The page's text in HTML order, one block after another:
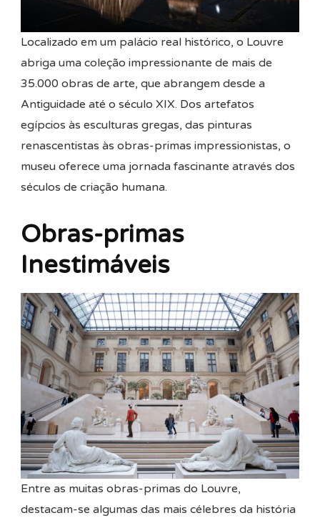
Localizado em um palácio real histórico, o Louvre
abriga uma coleção impressionante de mais de
35.000 obras de arte, que abrangem desde a
Antiguidade até o século XIX. Dos artefatos
egípcios às esculturas gregas, das pinturas
renascentistas às obras-primas impressionistas, o
museu oferece uma jornada fascinante através dos
séculos de criação humana.
Obras-primas
Inestimáveis
Entre as muitas obras-primas do Louvre,
destacam-se algumas das mais célebres da história